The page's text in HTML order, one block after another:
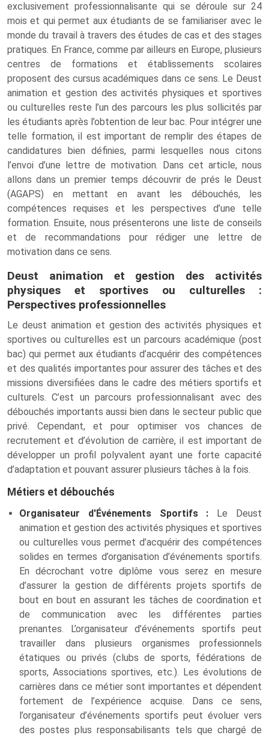
exclusivement professionnalisante qui se déroule sur 24
mois et qui permet aux étudiants de se familiariser avec le
monde du travail à travers des études de cas et des stages
pratiques. En France, comme par ailleurs en Europe, plusieurs
centres de formations et établissements scolaires
proposent des cursus académiques dans ce sens. Le Deust
animation et gestion des activités physiques et sportives
ou culturelles reste l’un des parcours les plus sollicités par
les étudiants après l’obtention de leur bac. Pour intégrer une
telle formation, il est important de remplir des étapes de
candidatures bien définies, parmi lesquelles nous citons
l’envoi d’une lettre de motivation. Dans cet article, nous
allons dans un premier temps découvrir de prés le Deust
(AGAPS) en mettant en avant les débouchés, les
compétences requises et les perspectives d’une telle
formation. Ensuite, nous présenterons une liste de conseils
et de recommandations pour rédiger une lettre de
motivation dans ce sens.
Deust animation et gestion des activités
physiques et sportives ou culturelles :
Perspectives professionnelles
Le deust animation et gestion des activités physiques et
sportives ou culturelles est un parcours académique (post
bac) qui permet aux étudiants d’acquérir des compétences
et des qualités importantes pour assurer des tâches et des
missions diversifiées dans le cadre des métiers sportifs et
culturels. C’est un parcours professionnalisant avec des
débouchés importants aussi bien dans le secteur public que
privé. Cependant, et pour optimiser vos chances de
recrutement et d’évolution de carrière, il est important de
développer un profil polyvalent ayant une forte capacité
d’adaptation et pouvant assurer plusieurs tâches à la fois.
Métiers et débouchés
Organisateur d'Événements Sportifs : Le Deust
animation et gestion des activités physiques et sportives
ou culturelles vous permet d’acquérir des compétences
solides en termes d’organisation d’événements sportifs.
En décrochant votre diplôme vous serez en mesure
d’assurer la gestion de différents projets sportifs de
bout en bout en assurant les tâches de coordination et
de communication avec les différentes parties
prenantes. L’organisateur d’événements sportifs peut
travailler dans plusieurs organismes professionnels
étatiques ou privés (clubs de sports, fédérations de
sports, Associations sportives, etc.). Les évolutions de
carrières dans ce métier sont importantes et dépendent
fortement de l’expérience acquise. Dans ce sens,
l’organisateur d’événements sportifs peut évoluer vers
des postes plus responsabilisants tels que chargé de